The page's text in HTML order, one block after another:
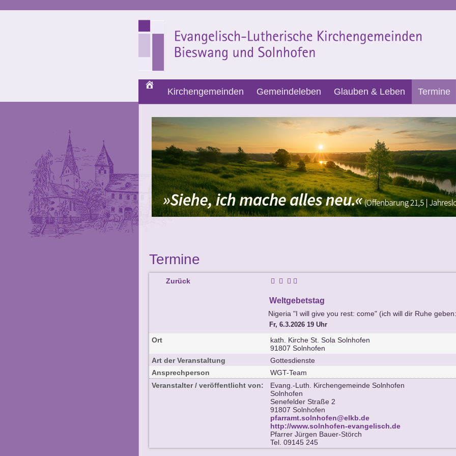
StartKirchengemeinden Gemeindeleben Glauben & Leben Termine
Termine
Zurück
Weltgebetstag
Nigeria "I will give you rest: come" (ich will dir Ruhe
Fr, 6.3.2026 19 Uhr
Ort
kath. Kirche St. Sola Solnhofen
91807 Solnhofen
Art der Veranstaltung
Gottesdienste
Ansprechperson
WGT-Team
Veranstalter / veröffentlicht von:
Evang.-Luth. Kirchengemeinde Solnhofen
Solnhofen
Senefelder Straße 2
91807 Solnhofen
pfarramt.solnhofen@elkb.de
http://www.solnhofen-evangelisch.de
Pfarrer Jürgen Bauer-Störch
Tel. 09145 245